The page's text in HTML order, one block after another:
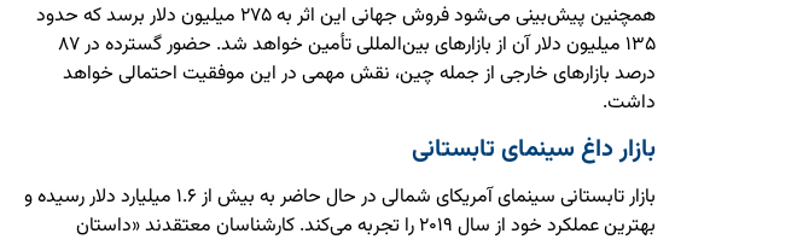
همچنین پیش‌بینی می‌شود فروش جهانی این اثر به ۲۷۵ میلیون دلار برسد که حدود
۱۳۵ میلیون دلار آن از بازارهای بین‌المللی تأمین خواهد شد. حضور گسترده در ۸۷
درصد بازارهای خارجی از جمله چین، نقش مهمی در این موفقیت احتمالی خواهد
داشت.
بازار داغ سینمای تابستانی
بازار تابستانی سینمای آمریکای شمالی در حال حاضر به بیش از ۱.۶ میلیارد دلار رسیده و
بهترین عملکرد خود از سال ۲۰۱۹ را تجربه می‌کند. کارشناسان معتقدند «داستان